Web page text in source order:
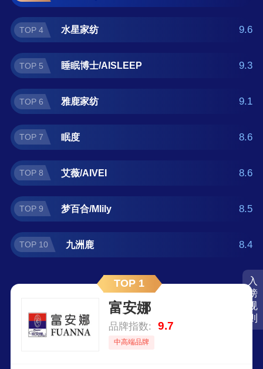
入
榜
规
则
月更新一次)
TOP 4 水星家纺 9.6
TOP 5 睡眠博士/AISLEEP 9.3
TOP 6 雅鹿家纺 9.1
TOP 7 眠度 8.6
TOP 8 艾薇/AIVEI 8.6
TOP 9 梦百合/Mlily 8.5
TOP 10 九洲鹿 8.4
TOP 1
富安娜
品牌指数: 9.7
中高端品牌